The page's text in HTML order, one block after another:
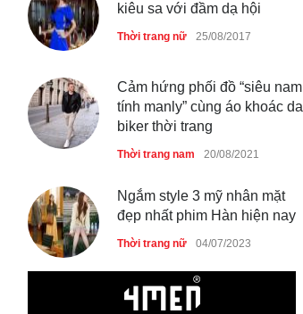
kiêu sa với đầm dạ hội
Thời trang nữ 25/08/2017
Cảm hứng phối đồ “siêu nam
tính manly” cùng áo khoác da
biker thời trang
Thời trang nam 20/08/2021
Ngắm style 3 mỹ nhân mặt
đẹp nhất phim Hàn hiện nay
Thời trang nữ 04/07/2023